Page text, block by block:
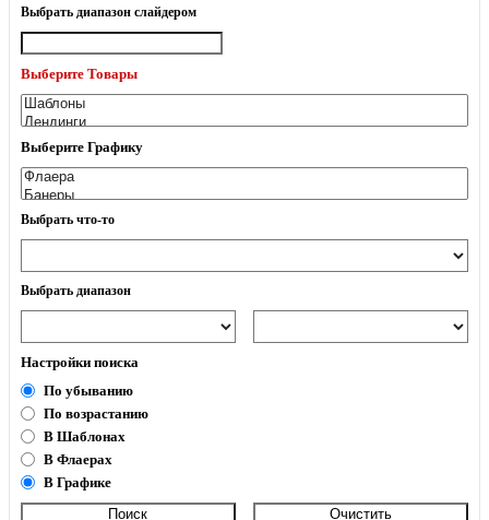
Выбрать диапазон слайдером
Выберите Товары
Выберите Графику
Выбрать что-то
Выбрать диапазон
Настройки поиска
По убыванию
По возрастанию
В Шаблонах
В Флаерах
В Графике